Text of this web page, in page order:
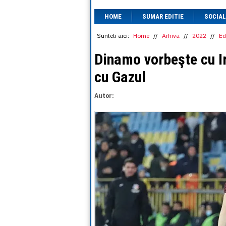
HOME SUMAR EDITIE SOCIAL
Sunteti aici: Home // Arhiva // 2022 //
Dinamo vorbeşte cu
cu Gazul
Autor: